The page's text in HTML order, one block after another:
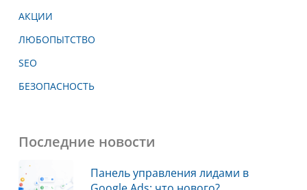
АКЦИИ
ЛЮБОПЫТСТВО
SEO
БЕЗОПАСНОСТЬ
Последние новости
Панель управления лидами в